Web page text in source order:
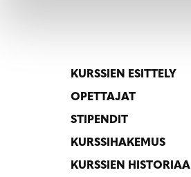
KURSSIEN ESITTELY
OPETTAJAT
STIPENDIT
KURSSIHAKEMUS
KURSSIEN HISTORIAA